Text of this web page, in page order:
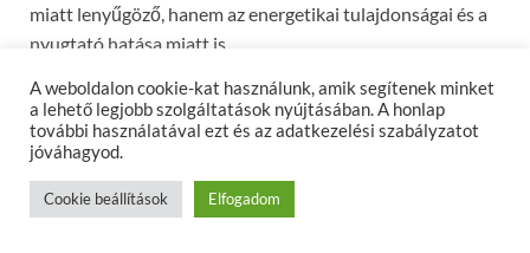
miatt lenyűgöző, hanem az energetikai tulajdonságai és a
nyugtató hatása miatt is.
Az alvás fontos része életünknek, és az amatíszt ásvány
segítségével könnyedén javíthatjuk annak minőségét.
Ahogy az ametiszt lila fénye beteríti az alvás helyszínét,
segít csendes és pihentető éjszakákat teremteni. Legyen
az ágy mellett, a párnád alatt, vagy az ékszereden, az
A weboldalon cookie-kat használunk, amik segítenek minket
a lehető legjobb szolgáltatások nyújtásában. A honlap
további használatával ezt és az adatkezelési szabályzatot
jóváhagyod.
Cookie beállítások Elfogadom